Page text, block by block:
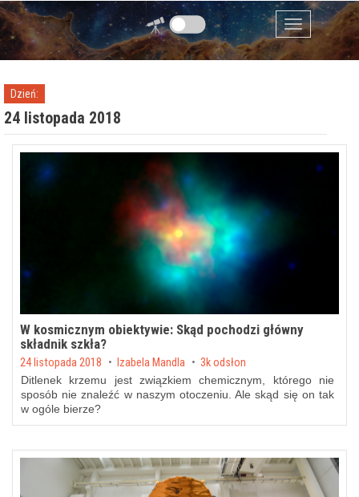
Przejdź do zawartości
Menu
Dzień:
24 listopada 2018
W kosmicznym obiektywie: Skąd pochodzi główny
składnik szkła?
Posted on
24 listopada 2018 by Izabela Mandla 3k odsłon
Ditlenek krzemu jest związkiem chemicznym, którego nie
sposób nie znaleźć w naszym otoczeniu. Ale skąd się on tak
w ogóle bierze?